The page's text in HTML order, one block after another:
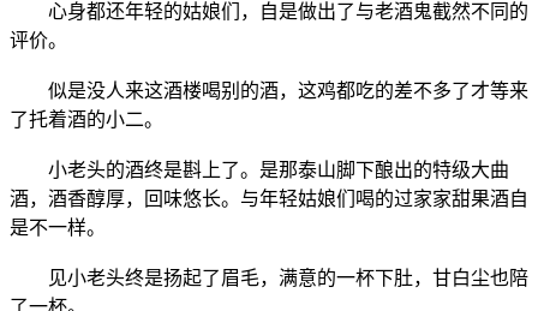
心身都还年轻的姑娘们，自是做出了与老酒鬼截然不同的
评价。
似是没人来这酒楼喝别的酒，这鸡都吃的差不多了才等来
了托着酒的小二。
小老头的酒终是斟上了。是那泰山脚下酿出的特级大曲
酒，酒香醇厚，回味悠长。与年轻姑娘们喝的过家家甜果酒自
是不一样。
见小老头终是扬起了眉毛，满意的一杯下肚，甘白尘也陪
了一杯。